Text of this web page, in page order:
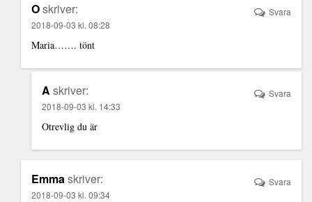
Oskriver:
2018-09-03 kl. 08:28
Maria……. tönt
Svara
A skriver:
2018-09-03 kl. 14:33
Otrevlig du är
Svara
Emmaskriver:
2018-09-03 kl. 09:34
Svara